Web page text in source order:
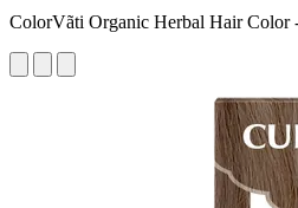
ColorVãti Organic Herbal Hair Color